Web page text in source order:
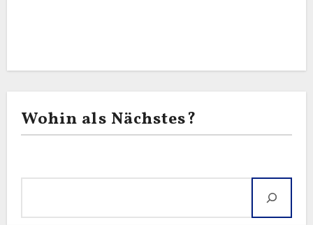
Wohin als Nächstes?